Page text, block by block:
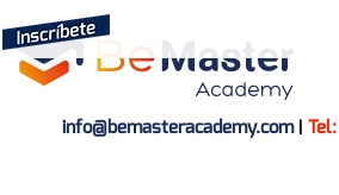
info@bemasteracademy.com|